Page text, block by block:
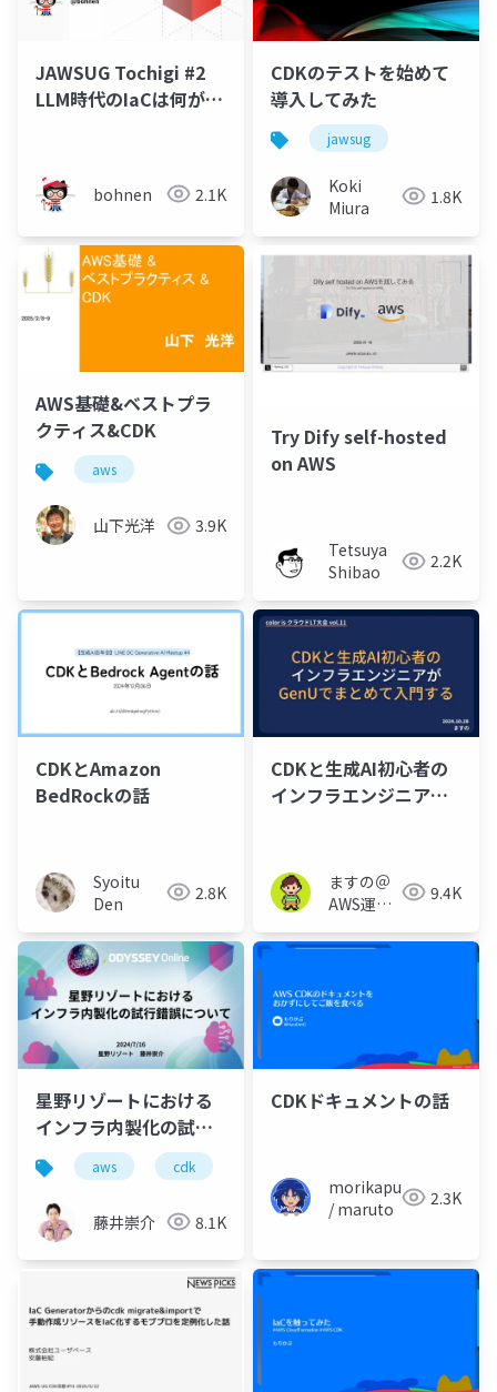
JAWSUG Tochigi #2
LLM時代のIaCは何がい
bohnen 2.1K
CDKのテストを始めて
導入してみた
jawsug
Koki
Miura
1.8K
AWS基礎&ベストプラ
クティス&CDK
aws
山下光洋 3.9K
Try Dify self-hosted
on AWS
Tetsuya
Shibao
2.2K
CDKとAmazon
BedRockの話
Syoitu
Den
2.8K
CDKと生成AI初心者の
インフラエンジニアが
ますの＠
AWS運用
9.4K
星野リゾートにおける
インフラ内製化の試行
錯誤について
aws cdk
藤井崇介 8.1K
CDKドキュメントの話
morikapu
/ maruto
2.3K